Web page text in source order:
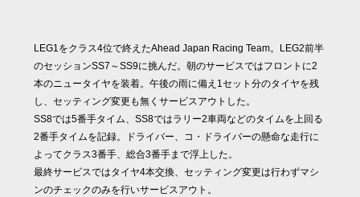
LEG1をクラス4位で終えたAhead Japan Racing Team。LEG2前半
のセッションSS7～SS9に挑んだ。朝のサービスではフロントに2
本のニュータイヤを装着。午後の雨に備え1セット分のタイヤを残
し、セッティング変更も無くサービスアウトした。
SS8では5番手タイム、SS8ではラリー2車両などのタイムを上回る
2番手タイムを記録。ドライバー、コ・ドライバーの懸命な走行に
よってクラス3番手、総合3番手まで浮上した。
最終サービスではタイヤ4本交換、セッティング変更は行わずマシ
ンのチェックのみを行いサービスアウト。